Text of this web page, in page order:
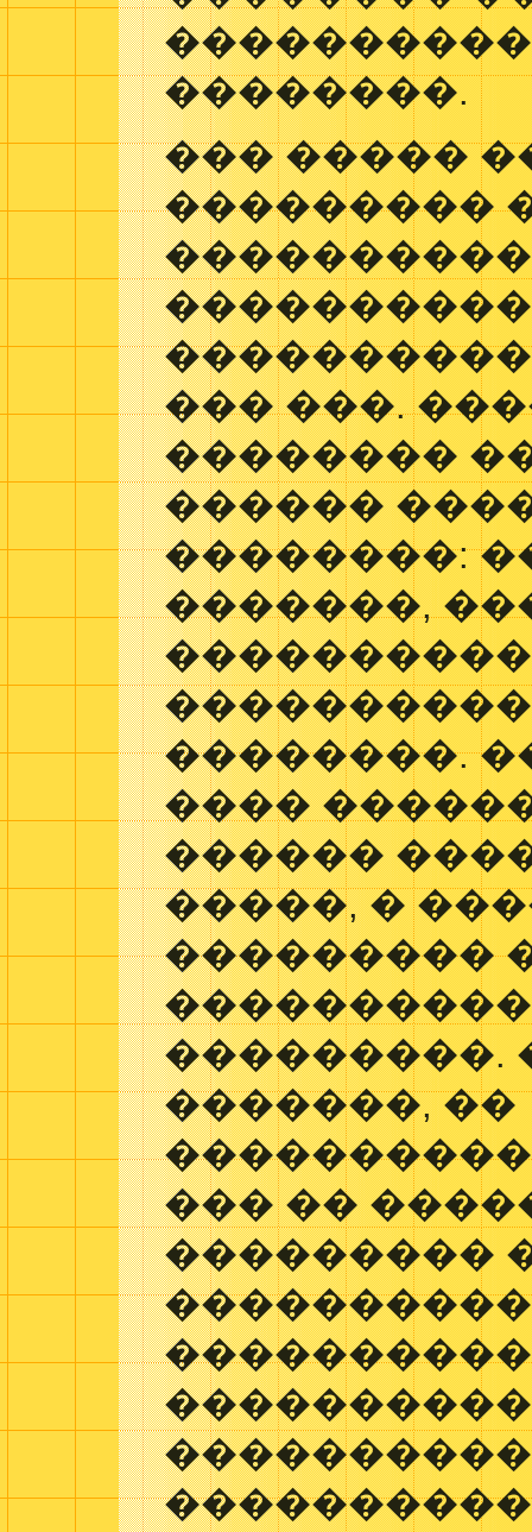
��������.
��� �����
���������
����������
��� ���.
��������
������
��������:
�������,
��������.
����
������
�����, �
���������
���������.
�������, ��
��� ��
���������
����������